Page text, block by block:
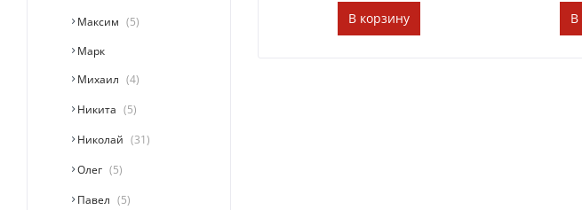
Максим
5
Марк
Михаил
4
Никита
5
Николай
31
Олег
5
Павел
5
В корзину В